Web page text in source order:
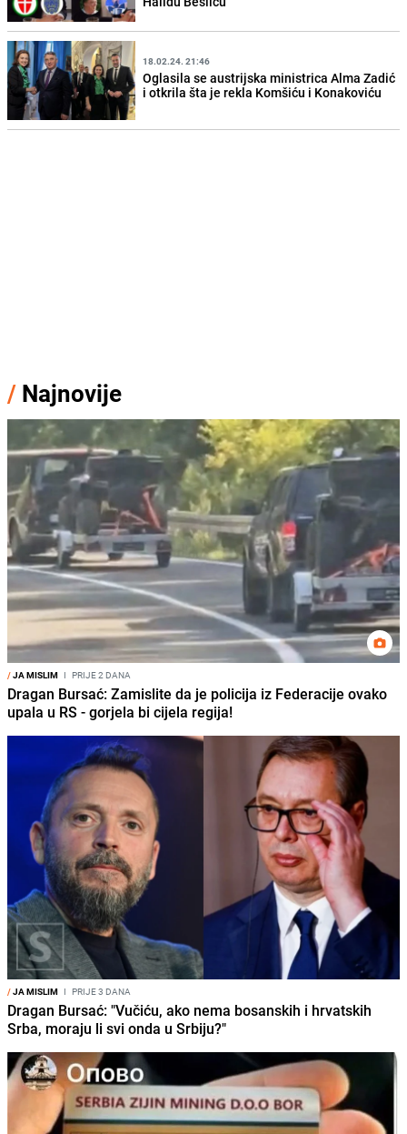
18.02.24. 21:46
Oglasila se austrijska ministrica Alma Zadić
i otkrila šta je rekla Komšiću i Konakoviću
/ Najnovije
/JA MISLIM I PRIJE 2 DANA
Dragan Bursać: Zamislite da je policija iz Federacije ovako
upala u RS - gorjela bi cijela regija!
/JA MISLIM I PRIJE 3 DANA
Dragan Bursać: "Vučiću, ako nema bosanskih i hrvatskih
Srba, moraju li svi onda u Srbiju?"